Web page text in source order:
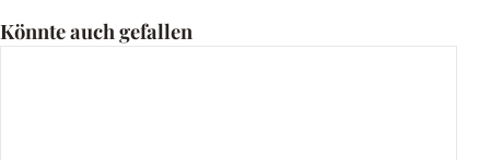
Produktgalerie überspringen
Könnte auch gefallen